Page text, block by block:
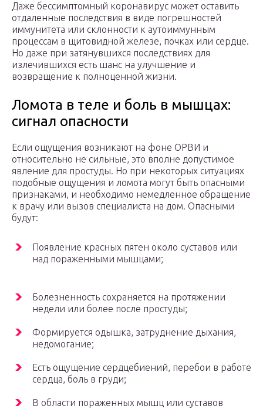
Даже бессимптомный коронавирус может оставить
отдаленные последствия в виде погрешностей
иммунитета или склонности к аутоиммунным
процессам в щитовидной железе, почках или сердце.
Но даже при затянувшихся последствиях для
излечившихся есть шанс на улучшение и
возвращение к полноценной жизни.
Ломота в теле и боль в мышцах:
сигнал опасности
Если ощущения возникают на фоне ОРВИ и
относительно не сильные, это вполне допустимое
явление для простуды. Но при некоторых ситуациях
подобные ощущения и ломота могут быть опасными
признаками, и необходимо немедленное обращение
к врачу или вызов специалиста на дом. Опасными
будут:
Появление красных пятен около суставов или
над пораженными мышцами;
Болезненность сохраняется на протяжении
недели или более после простуды;
Формируется одышка, затруднение дыхания,
недомогание;
Есть ощущение сердцебиений, перебои в работе
сердца, боль в груди;
В области пораженных мышц или суставов